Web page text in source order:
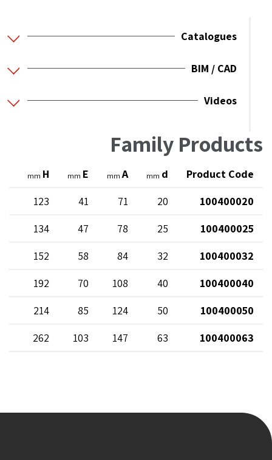
Catalogues
BIM / CAD
Videos
Family Products
Product Code
d
mm
A
mm
E
mm
H
mm
100400020
20
71
41
123
100400025
25
78
47
134
100400032
32
84
58
152
100400040
40
108
70
192
100400050
50
124
85
214
100400063
63
147
103
262